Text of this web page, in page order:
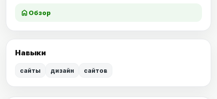
home Обзор
Навыки
сайты дизайн сайтов